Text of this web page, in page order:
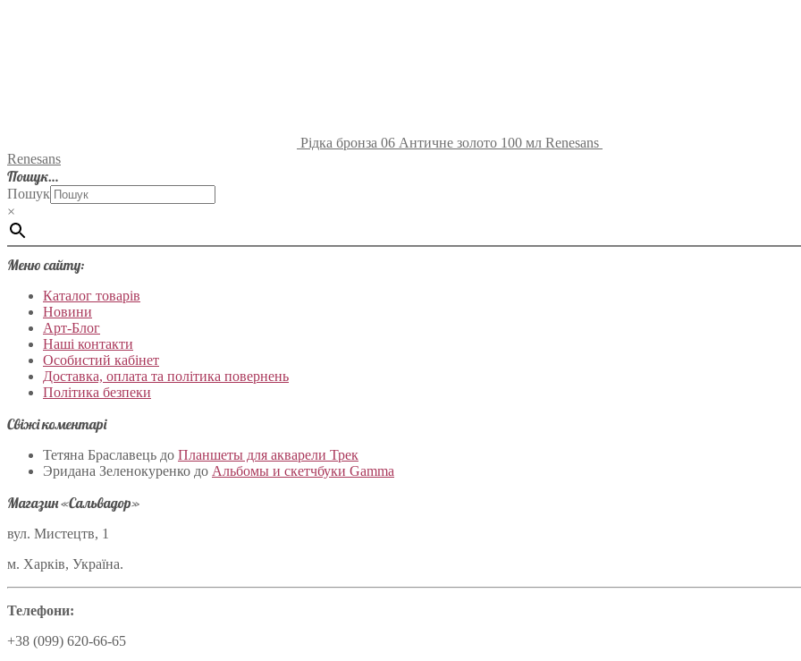
Рідка бронза 06 Античне золото 100 мл Renesans
Renesans
Пошук…
Пошук
×
Меню сайту:
Каталог товарів
Новини
Арт-Блог
Наші контакти
Особистий кабінет
Доставка, оплата та політика повернень
Політика безпеки
Свіжі коментарі
Тетяна Браславець до Планшеты для акварели Трек
Эридана Зеленокуренко до Альбомы и скетчбуки Gamma
Магазин «Сальвадор»
вул. Мистецтв, 1
м. Харків, Україна.
Телефони:
+38 (099) 620-66-65